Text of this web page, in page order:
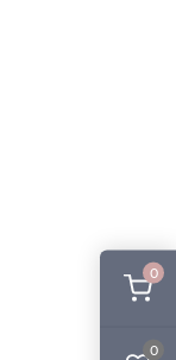
0
0